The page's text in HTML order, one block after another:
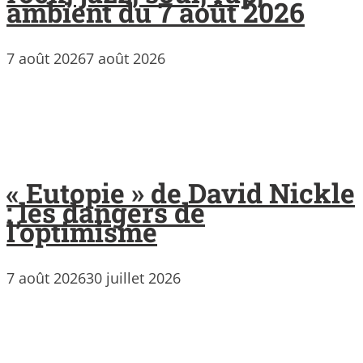
ambient du 7 août 2026
7 août 20267 août 2026
« Eutopie » de David Nickle
: les dangers de
l’optimisme
7 août 202630 juillet 2026